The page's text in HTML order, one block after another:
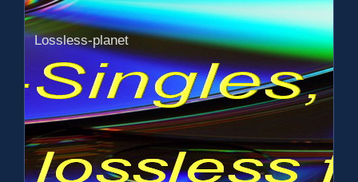
Lossless-planet